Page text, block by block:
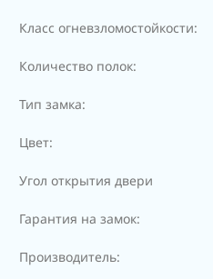
Класс огневзломостойкости:
Количество полок:
Тип замка:
Цвет:
Угол открытия двери
Гарантия на замок:
Производитель: